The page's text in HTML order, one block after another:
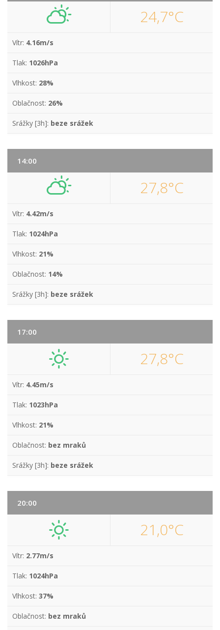
24,7°C
Vítr: 4.16m/s
Tlak: 1026hPa
Vlhkost: 28%
Oblačnost: 26%
Srážky [3h]: beze srážek
14:00
27,8°C
Vítr: 4.42m/s
Tlak: 1024hPa
Vlhkost: 21%
Oblačnost: 14%
Srážky [3h]: beze srážek
17:00
27,8°C
Vítr: 4.45m/s
Tlak: 1023hPa
Vlhkost: 21%
Oblačnost: bez mraků
Srážky [3h]: beze srážek
20:00
21,0°C
Vítr: 2.77m/s
Tlak: 1024hPa
Vlhkost: 37%
Oblačnost: bez mraků